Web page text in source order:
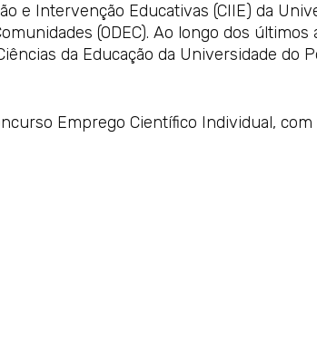
e Intervenção Educativas (CIIE) da
(ODEC). Ao longo dos
da Educação da Universidade do
Emprego Científico Individual,